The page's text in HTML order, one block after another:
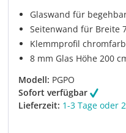
Glaswand für
Seitenwand für Breite
Klemmprofil
8 mm Glas Höhe 200
Modell: PGPO
Sofort verfügbar
Lieferzeit: 1-3 Tage oder